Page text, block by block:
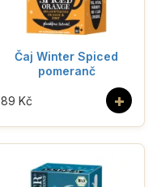
Čaj Winter Spiced
pomeranč
+
89 Kč